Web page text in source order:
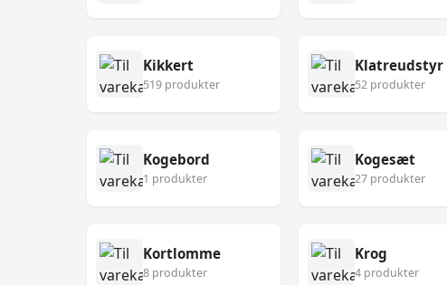
Kikkert
519 produkter
Klatreudstyr
52 produkter
Kogebord
1 produkter
Kogesæt
27 produkter
Kortlomme
8 produkter
Krog
4 produkter